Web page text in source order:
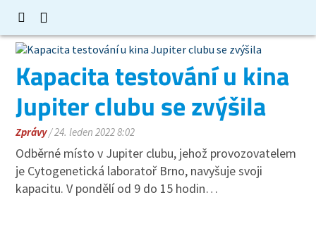
Kapacita testování u kina
Jupiter clubu se zvýšila
Zprávy/ 24. leden 2022 8:02
Odběrné místo v Jupiter clubu, jehož provozovatelem
je Cytogenetická laboratoř Brno, navyšuje svoji
kapacitu. V pondělí od 9 do 15 hodin…